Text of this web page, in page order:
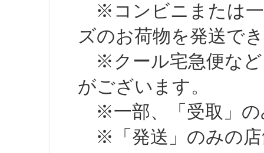
※コンビニまたは一
ズのお荷物を発送で
※クール宅急便など
がございます。
※一部、「受取」の
※「発送」のみの店